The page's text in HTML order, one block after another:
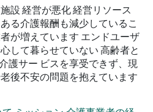
設 経営が悪化 経営リソース
る介護報酬も減少しているこ
が増えています エンドユーザ
して暮らせていない 高齢者と
護サー ビスを享受できず、現
後不安の問題を抱えています